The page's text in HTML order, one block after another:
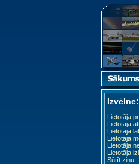
Izvēlne:
Lietotāja
Lietotāja
Lietotāja
Lietotāja
Lietotāja
Lietotāja
Sūtīt ziņu